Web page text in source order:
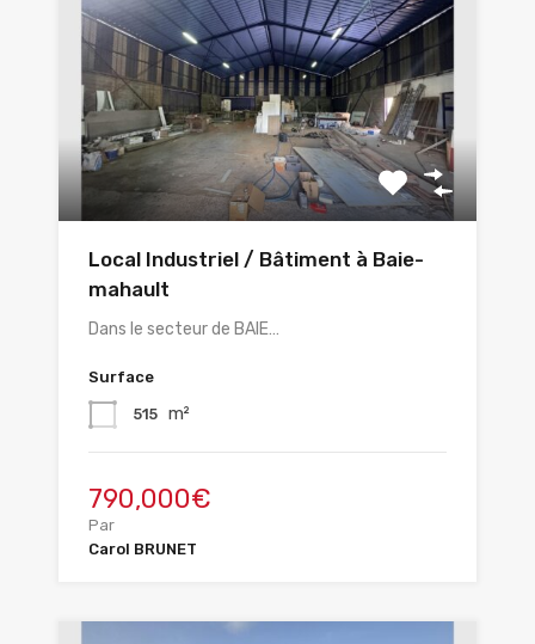
Local Industriel / Bâtiment à Baie-
mahault
Dans le secteur de BAIE…
Surface
515 m²
790,000€
Par
Carol BRUNET